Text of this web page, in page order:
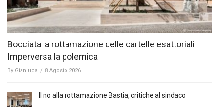
Bocciata la rottamazione delle cartelle esattoriali
Imperversa la polemica
By Gianluca / 8 Agosto 2026
Il no alla rottamazione Bastia, critiche al sindaco